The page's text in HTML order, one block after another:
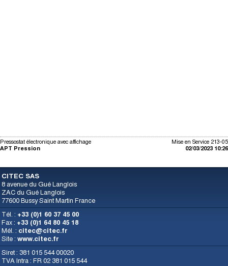
Mise en Service 213-05
02/03/2023 10:26
Pressostat électronique avec affichage
APT Pression
CITEC SAS
8 avenue du Gué Langlois
ZAC du Gué Langlois
77600 Bussy Saint Martin France
Tél. : +33 (0)1 60 37 45 00
Fax : +33 (0)1 64 80 45 18
Mél. : citec@citec.fr
Site : www.citec.fr
Siret : 381 015 544 00020
TVA Intra : FR 02 381 015 544